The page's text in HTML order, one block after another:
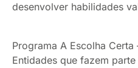
desenvolver habilidades
Programa A Escolha
Entidades que fazem